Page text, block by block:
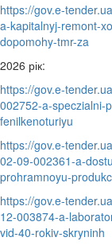
https://gov.e-
a-kapitalnyj-remont-
dopomohy-tmr-za
2026 рік:
https://gov.e-
002752-a-speczialni-
fenilkenoturiyu
https://gov.e-
02-09-002361-a-
prohramnoyu-
https://gov.e-
12-003874-a-
vid-40-rokiv-skryninh